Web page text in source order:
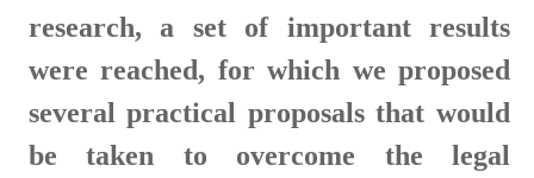
research, a set of important results
were reached, for which we proposed
several practical proposals that would
be taken to overcome the legal